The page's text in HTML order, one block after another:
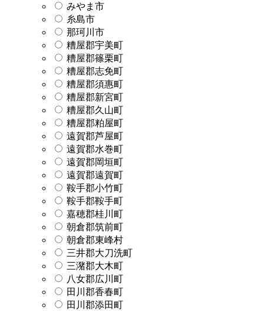
みやま市
糸島市
那珂川市
糟屋郡宇美町
糟屋郡篠栗町
糟屋郡志免町
糟屋郡須惠町
糟屋郡新宮町
糟屋郡久山町
糟屋郡粕屋町
遠賀郡芦屋町
遠賀郡水巻町
遠賀郡岡垣町
遠賀郡遠賀町
鞍手郡小竹町
鞍手郡鞍手町
嘉穂郡桂川町
朝倉郡筑前町
朝倉郡東峰村
三井郡大刀洗町
三潴郡大木町
八女郡広川町
田川郡香春町
田川郡添田町